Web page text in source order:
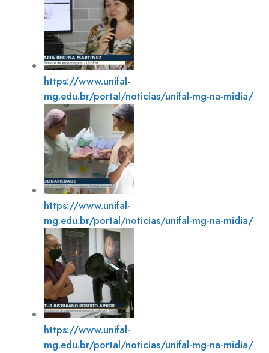
https://www.unifal-
mg.edu.br/portal/noticias/unifal-mg-na-midia/
https://www.unifal-
mg.edu.br/portal/noticias/unifal-mg-na-midia/
https://www.unifal-
mg.edu.br/portal/noticias/unifal-mg-na-midia/